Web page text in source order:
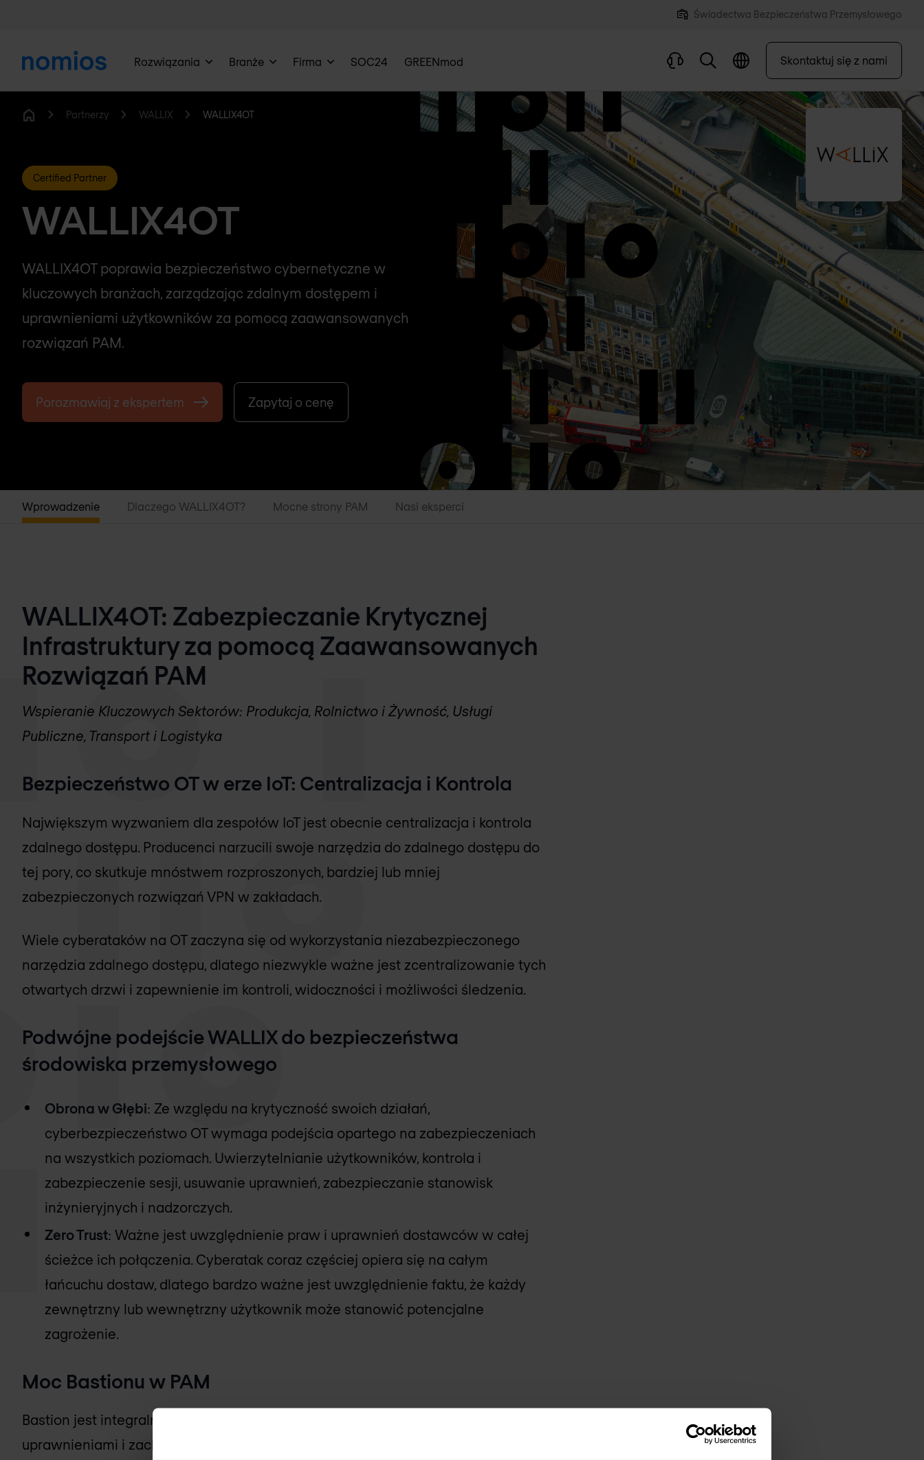
Świadectwa Bezpieczeństwa Przemysłowego
Rozwiązania Branże Firma SOC24 GREENmod Skontaktuj się z nami
Partnerzy WALLIX WALLIX4OT
Certified Partner
WALLIX4OT
WALLIX4OT poprawia bezpieczeństwo cybernetyczne w
kluczowych branżach, zarządzając zdalnym dostępem i
uprawnieniami użytkowników za pomocą zaawansowanych
rozwiązań PAM.
Porozmawiaj z ekspertem Zapytaj o cenę
Wprowadzenie Dlaczego WALLIX4OT? Mocne strony PAM Nasi eksperci
WALLIX4OT: Zabezpieczanie Krytycznej
Infrastruktury za pomocą Zaawansowanych
Rozwiązań PAM
Wspieranie Kluczowych Sektorów: Produkcja, Rolnictwo i Żywność, Usługi
Publiczne, Transport i Logistyka
Bezpieczeństwo OT w erze IoT: Centralizacja i Kontrola
Największym wyzwaniem dla zespołów IoT jest obecnie centralizacja i kontrola
zdalnego dostępu. Producenci narzucili swoje narzędzia do zdalnego dostępu do
tej pory, co skutkuje mnóstwem rozproszonych, bardziej lub mniej
zabezpieczonych rozwiązań VPN w zakładach.
Wiele cyberataków na OT zaczyna się od wykorzystania niezabezpieczonego
narzędzia zdalnego dostępu, dlatego niezwykle ważne jest zcentralizowanie tych
otwartych drzwi i zapewnienie im kontroli, widoczności i możliwości śledzenia.
Podwójne podejście WALLIX do bezpieczeństwa
środowiska przemysłowego
Obrona w Głębi: Ze względu na krytyczność swoich działań,
cyberbezpieczeństwo OT wymaga podejścia opartego na zabezpieczeniach
na wszystkich poziomach. Uwierzytelnianie użytkowników, kontrola i
zabezpieczenie sesji, usuwanie uprawnień, zabezpieczanie stanowisk
inżynieryjnych i nadzorczych.
Zero Trust: Ważne jest uwzględnienie praw i uprawnień dostawców w całej
ścieżce ich połączenia. Cyberatak coraz częściej opiera się na całym
łańcuchu dostaw, dlatego bardzo ważne jest uwzględnienie faktu, że każdy
zewnętrzny lub wewnętrzny użytkownik może stanowić potencjalne
zagrożenie.
Moc Bastionu w PAM
Bastion jest integralną częścią WALLIX4OT, oferując precyzyjną kontrolę nad
uprawnieniami i zachowaniami użytkowników. Obejmuje to analizę protokołów,